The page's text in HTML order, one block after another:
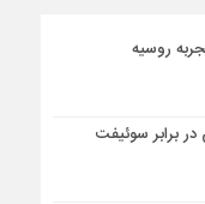
روسیه
برابر سوئیفت